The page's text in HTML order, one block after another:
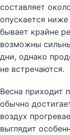
составляет
опускается
бывает крайне
возможны
дни, однако
не встречаются.
Весна приходит
обычно
воздух
выглядит